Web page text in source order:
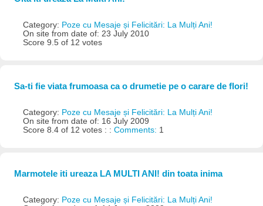
Category: Poze cu Mesaje și Felicitări: La Mulți Ani!
On site from date of: 23 July 2010
Score 9.5 of 12 votes
Sa-ti fie viata frumoasa ca o drumetie pe o carare de flori!
Category: Poze cu Mesaje și Felicitări: La Mulți Ani!
On site from date of: 16 July 2009
Score 8.4 of 12 votes : : Comments: 1
Marmotele iti ureaza LA MULTI ANI! din toata inima
Category: Poze cu Mesaje și Felicitări: La Mulți Ani!